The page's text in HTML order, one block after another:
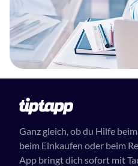
Ganz gleich, ob du Hilfe
beim Einkaufen oder beim
App bringt dich sofort mit